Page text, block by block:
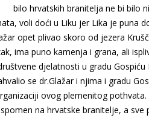
bilo hrvatskih branitelja ne bi bilo
voli doći u Liku jer Lika je puna
opet plivao skoro od jezera
ima puno kamenja i grana, ali
djelatnosti u gradu Gospiću
se dr.Glažar i njima i gradu
ovog plemenitog
na hrvatske branitelje, a